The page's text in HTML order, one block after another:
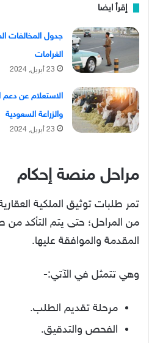
إقرأ ايضا
الغرامات
23 أبريل, 2024
الاستعلام عن دعم
والزراعة السعودية
23 أبريل, 2024
مراحل منصة إحكام
تمر طلبات توثيق الملكية
من المراحل؛ حتى يتم التأكد من
المقدمة والموافقة عليها.
وهي تتمثل في الآتي:-
مرحلة تقديم الطلب.
الفحص والتدقيق.